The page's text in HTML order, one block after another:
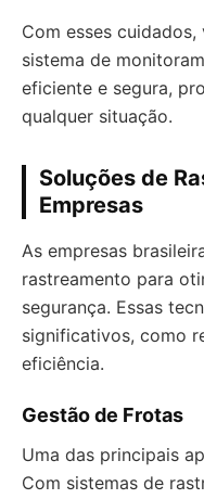
Com esses
sistema de
eficiente e segura,
qualquer situação.
Soluções de
Empresas
As empresas
rastreamento para
segurança. Essas
significativos, como
eficiência.
Gestão de Frotas
Uma das principais
Com sistemas de